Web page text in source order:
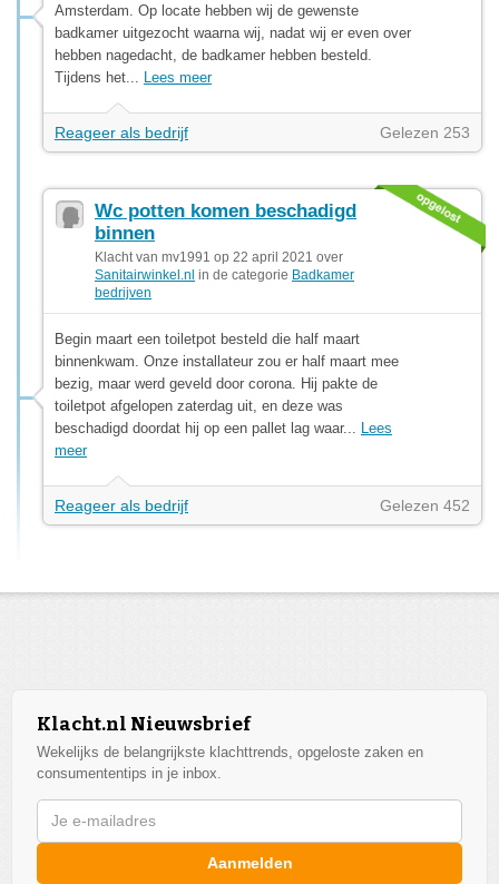
Amsterdam. Op locate hebben wij de gewenste
badkamer uitgezocht waarna wij, nadat wij er even over
hebben nagedacht, de badkamer hebben besteld.
Tijdens het... Lees meer
Reageer als bedrijf Gelezen 253
Wc potten komen beschadigd
binnen
Klacht van mv1991 op 22 april 2021 over
Sanitairwinkel.nl in de categorie Badkamer
bedrijven
Begin maart een toiletpot besteld die half maart
binnenkwam. Onze installateur zou er half maart mee
bezig, maar werd geveld door corona. Hij pakte de
toiletpot afgelopen zaterdag uit, en deze was
beschadigd doordat hij op een pallet lag waar... Lees
meer
Reageer als bedrijf Gelezen 452
Klacht.nl Nieuwsbrief
Wekelijks de belangrijkste klachttrends, opgeloste zaken en
consumententips in je inbox.
Aanmelden